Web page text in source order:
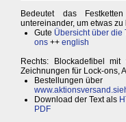
Bedeutet das
untereinander, um etwas
Gute Übersicht über die
ons ++ english
Rechts: Blockadefibel
Zeichnungen für Lock-ons,
Bestellungen über
Download der Text als
PDF